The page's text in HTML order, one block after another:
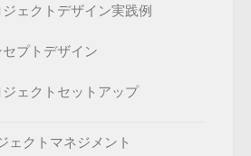
ジェクトデザイン実践例
セプトデザイン
ジェクトセットアップ
ェクトマネジメント